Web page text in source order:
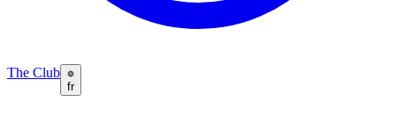
The Club
fr